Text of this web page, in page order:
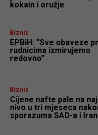
kokain i oružje
Biznis
EPBiH: “Sve obaveze
rudnicima izmirujemo
redovno”
Biznis
Cijene nafte pale na
nivo u tri mjeseca
sporazuma SAD-a i